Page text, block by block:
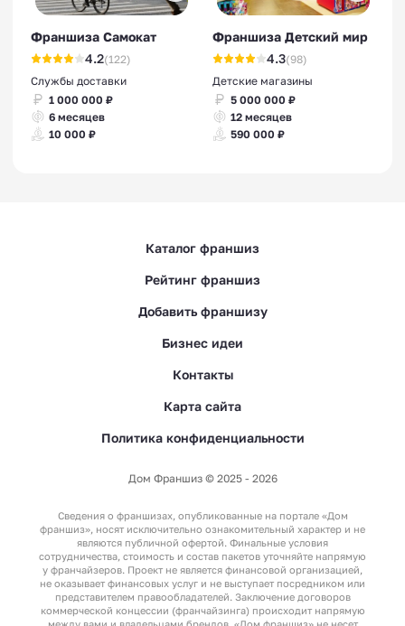
Франшиза Самокат
4.2(122)
Службы доставки
1 000 000 ₽
6 месяцев
10 000 ₽
Франшиза Детский мир
4.3(98)
Детские магазины
5 000 000 ₽
12 месяцев
590 000 ₽
Каталог франшиз
Рейтинг франшиз
Добавить франшизу
Бизнес идеи
Контакты
Карта сайта
Политика конфиденциальности
Дом Франшиз © 2025 - 2026